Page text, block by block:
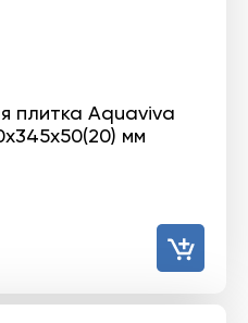
плитка Aquaviva
мм